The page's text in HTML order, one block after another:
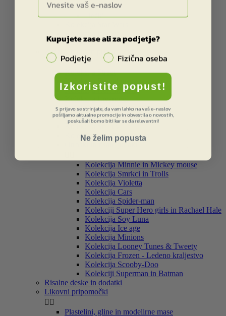
Deklice
Dečki
Kolekcija Peak
Zvezki, bloki in pripomočki

Kolekcija Street
Kolekcija Barcelona
Kolekcija Real Madrid
Kolekcija Liverpool
Kolekcija Star Wars
Kolekcija Dakar
Kolekcija Smiley
Kolekcija Catalina Estrada
Otroški in risani junaki
Kolekcija Minnie in Mickey mouse
Kolekcija Smrkci in Trolls
Kolekcija Violetta
Kolekcija Cars
Kolekcija Spider-man
Kolekciji Super Hero girls in Rachael Hale
Kolekcija Soy Luna
Kolekcija Ice age
Kolekcija Minions
Kolekcija Looney Tunes & Tweety
Kolekcija Frozen - Ledeno kraljestvo
Kolekcija Scooby-Doo
Kolekciji Superman in Batman
Risalne deske in dodatki
Likovni pripomočki
 
Plastelini, gline in modelirne mase
Kupujete zase ali za podjetje?
Podjetje
Fizična oseba
Izkoristite popust!
S prijavo se strinjate, da vam lahko na vaš e-naslov
pošiljamo aktualne promocije in obvestila o novostih,
poskušali bomo biti kar se da relevantni!
Ne želim popusta